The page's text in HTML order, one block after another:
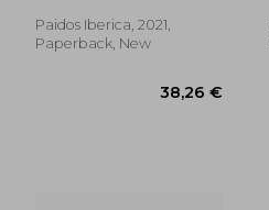
Paidos Iberica, 2021,
Paperback, New